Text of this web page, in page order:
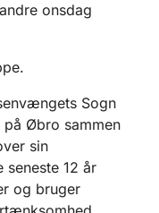
onsdag
Sogn
Øbro sammen
sin
seneste 12 år
og bruger